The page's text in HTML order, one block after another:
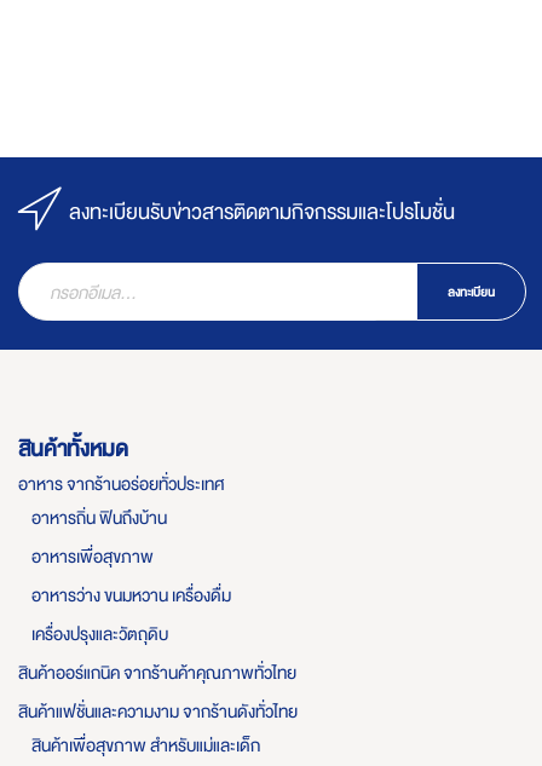
ลงทะเบียนรับข่าวสารติดตามกิจกรรมและโปรโมชั่น
ลงทะเบียน
สินค้าทั้งหมด
อาหาร จากร้านอร่อยทั่วประเทศ
อาหารถิ่น ฟินถึงบ้าน
อาหารเพื่อสุขภาพ
อาหารว่าง ขนมหวาน เครื่องดื่ม
เครื่องปรุงและวัตถุดิบ
สินค้าออร์แกนิค จากร้านค้าคุณภาพทั่วไทย
สินค้าแฟชั่นและความงาม จากร้านดังทั่วไทย
สินค้าเพื่อสุขภาพ สำหรับแม่และเด็ก